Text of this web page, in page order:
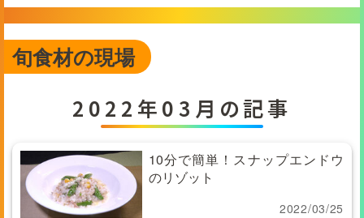
映画 アナウンサー
グッズ
EN 検索 番組表
旬食材の現場
2022年03月の記事
10分で簡単！スナップエンドウ
のリゾット
2022/03/25